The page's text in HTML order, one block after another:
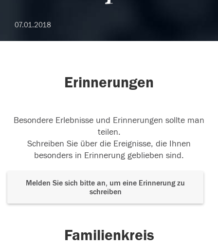
07.01.2018
Erinnerungen
Besondere Erlebnisse und Erinnerungen sollte man
teilen.
Schreiben Sie über die Ereignisse, die Ihnen
besonders in Erinnerung geblieben sind.
Melden Sie sich bitte an, um eine Erinnerung zu
schreiben
Familienkreis